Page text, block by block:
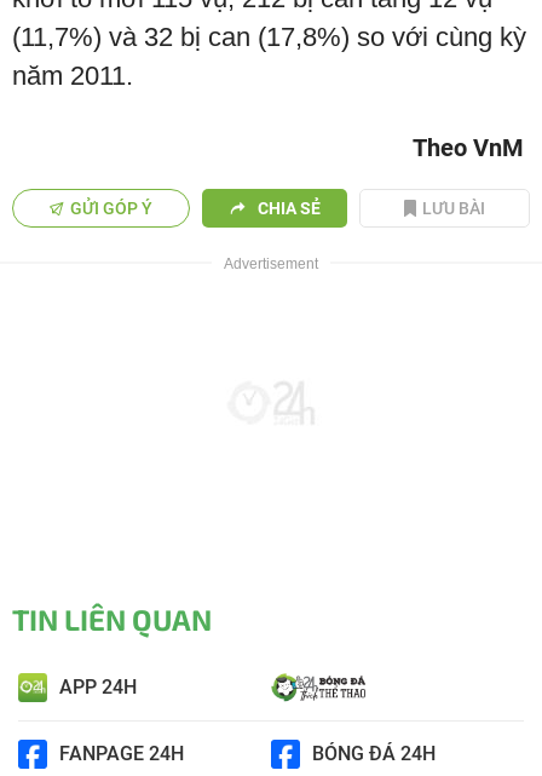
(11,7%) và 32 bị can (17,8%) so với cùng kỳ
năm 2011.
Theo VnM
GỬI GÓP Ý CHIA SẺ LƯU BÀI
TIN LIÊN QUAN
APP 24H
FANPAGE 24H BÓNG ĐÁ 24H